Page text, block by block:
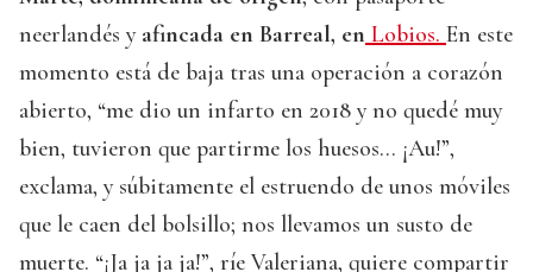
neerlandés yafincada en Barreal, en Lobios. En este
momento está de baja tras una operación a corazón
abierto, “me dio un infarto en 2018 y no quedé muy
bien, tuvieron que partirme los huesos… ¡Au!”,
exclama, y súbitamente el estruendo de unos móviles
que le caen del bolsillo; nos llevamos un susto de
muerte. “¡Ja ja ja ja!”, ríe Valeriana, quiere compartir